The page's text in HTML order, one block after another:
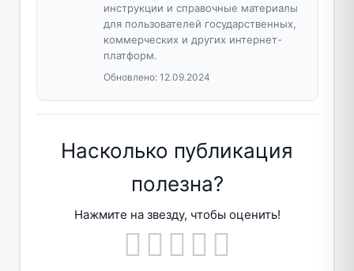
инструкции и справочные материалы
для пользователей государственных,
коммерческих и других интернет-
платформ.
Обновлено: 12.09.2024
Насколько публикация
полезна?
Нажмите на звезду, чтобы оценить!